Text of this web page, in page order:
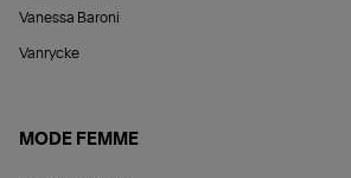
Vanessa Baroni
Vanrycke
MODE FEMME